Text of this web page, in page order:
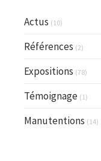
Actus (10)
Références (2)
Expositions (78)
Témoignage (1)
Manutentions (14)